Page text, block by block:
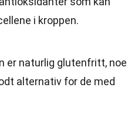
i kroppen.
er naturlig glutenfritt, noe
alternativ for de med